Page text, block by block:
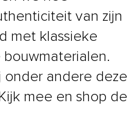
van zijn
met klassieke
onder andere deze
mee en shop de